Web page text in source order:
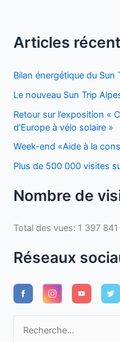
Articles
Bilan énergétique du Sun
Le nouveau Sun Trip
Retour sur l’exposition «
d’Europe à vélo solaire »
Week-end «Aide à la
Plus de 500 000 visites
Nombre de
Total des vues: 1 397 841
Réseaux